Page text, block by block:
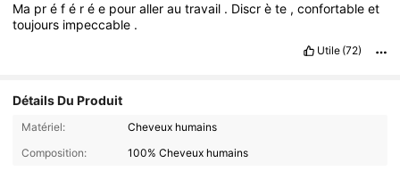
Ma préfé rée pourallerautravail . Discrète ,confortableet
toujours impeccable .
Utile (72)
Détails Du Produit
Matériel:
Cheveux humains
Composition:
100% Cheveux humains